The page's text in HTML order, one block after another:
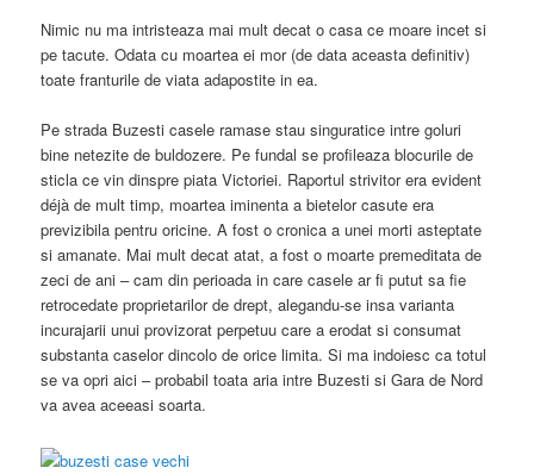
Nimic nu ma intristeaza mai mult decat o casa ce moare incet si
pe tacute. Odata cu moartea ei mor (de data aceasta definitiv)
toate franturile de viata adapostite in ea.
Pe strada Buzesti casele ramase stau singuratice intre goluri
bine netezite de buldozere. Pe fundal se profileaza blocurile de
sticla ce vin dinspre piata Victoriei. Raportul strivitor era evident
déjà de mult timp, moartea iminenta a bietelor casute era
previzibila pentru oricine. A fost o cronica a unei morti asteptate
si amanate. Mai mult decat atat, a fost o moarte premeditata de
zeci de ani – cam din perioada in care casele ar fi putut sa fie
retrocedate proprietarilor de drept, alegandu-se insa varianta
incurajarii unui provizorat perpetuu care a erodat si consumat
substanta caselor dincolo de orice limita. Si ma indoiesc ca totul
se va opri aici – probabil toata aria intre Buzesti si Gara de Nord
va avea aceeasi soarta.